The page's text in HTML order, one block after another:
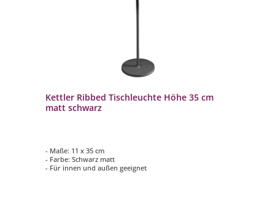
Kettler Ribbed Tischleuchte Höhe 35 cm
matt schwarz
- Maße: 11 x 35 cm
- Farbe: Schwarz matt
- Für innen und außen geeignet